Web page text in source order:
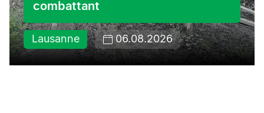
combattant
Lausanne 06.08.2026